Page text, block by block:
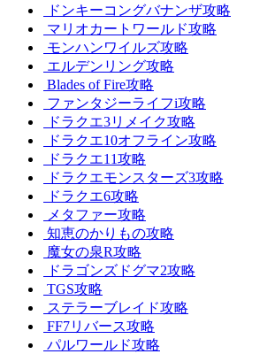
ドンキーコングバナンザ攻略
マリオカートワールド攻略
モンハンワイルズ攻略
エルデンリング攻略
Blades of Fire攻略
ファンタジーライフi攻略
ドラクエ3リメイク攻略
ドラクエ10オフライン攻略
ドラクエ11攻略
ドラクエモンスターズ3攻略
ドラクエ6攻略
メタファー攻略
知恵のかりもの攻略
魔女の泉R攻略
ドラゴンズドグマ2攻略
TGS攻略
ステラーブレイド攻略
FF7リバース攻略
パルワールド攻略